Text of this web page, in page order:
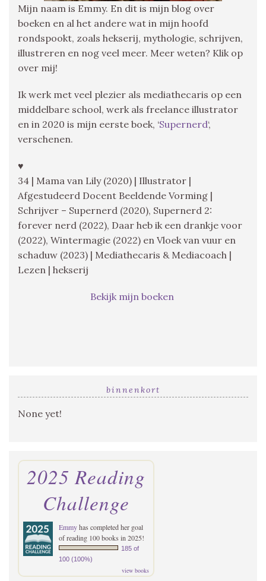
Mijn naam is Emmy. En dit is mijn blog over
boeken en al het andere wat in mijn hoofd
rondspookt, zoals hekserij, mythologie, schrijven,
illustreren en nog veel meer. Meer weten? Klik op
over mij!
Ik werk met veel plezier als mediathecaris op een
middelbare school, werk als freelance illustrator
en in 2020 is mijn eerste boek, ‘Supernerd‘,
verschenen.
♥
34 | Mama van Lily (2020) | Illustrator |
Afgestudeerd Docent Beeldende Vorming |
Schrijver – Supernerd (2020), Supernerd 2:
forever nerd (2022), Daar heb ik een drankje voor
(2022), Wintermagie (2022) en Vloek van vuur en
schaduw (2023) | Mediathecaris & Mediacoach |
Lezen | hekserij
Bekijk mijn boeken
binnenkort
None yet!
2025 Reading
Challenge
Emmyhas completed her goal
of reading 100 books in 2025!
185 of
100 (100%)
view books